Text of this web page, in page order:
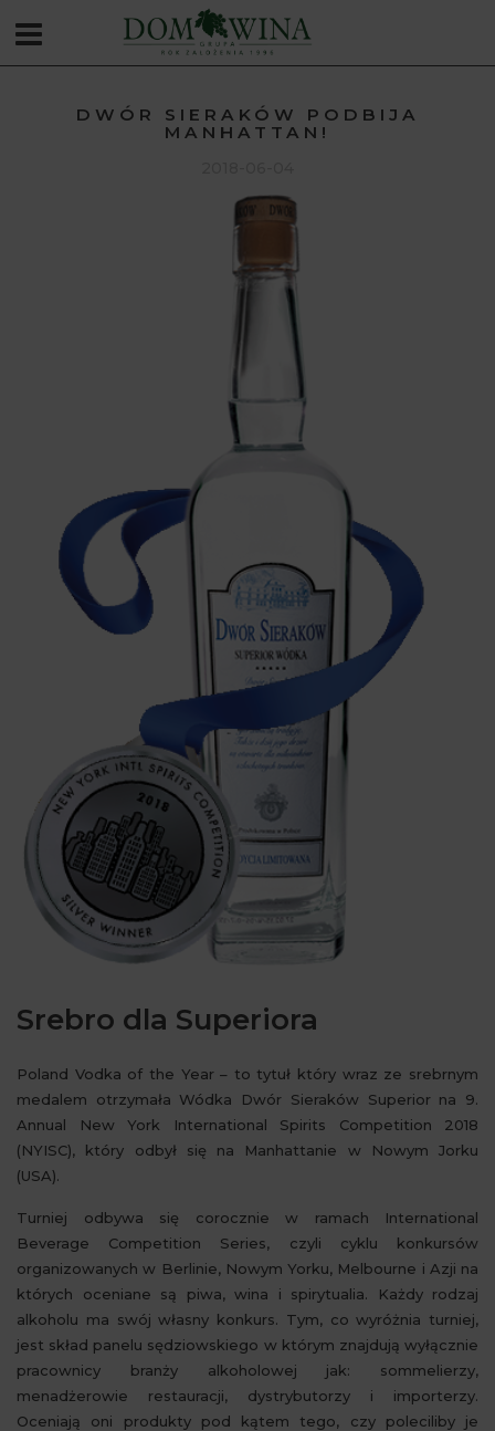
DWÓR SIERAKÓW PODBIJA
MANHATTAN!
Srebro dla Superiora
Poland Vodka of the Year – to tytuł który wraz ze srebrnym
medalem otrzymała Wódka Dwór Sieraków Superior na 9.
Annual New York International Spirits Competition 2018
(NYISC), który odbył się na Manhattanie w Nowym Jorku
(USA).
Turniej odbywa się corocznie w ramach International
Beverage Competition Series, czyli cyklu konkursów
organizowanych w Berlinie, Nowym Yorku, Melbourne i Azji na
których oceniane są piwa, wina i spirytualia. Każdy rodzaj
alkoholu ma swój własny konkurs. Tym, co wyróżnia turniej,
jest skład panelu sędziowskiego w którym znajdują wyłącznie
pracownicy branży alkoholowej jak: sommelierzy,
menadżerowie restauracji, dystrybutorzy i importerzy.
Oceniają oni produkty pod kątem tego, czy poleciliby je